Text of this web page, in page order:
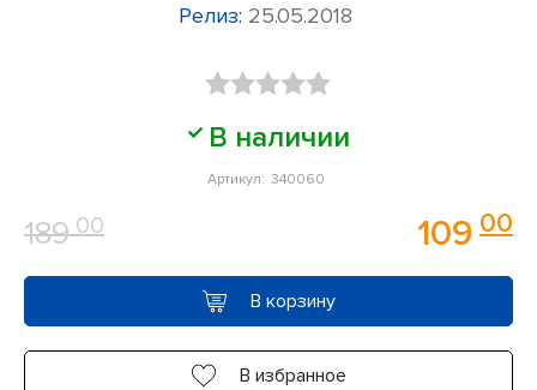
Релиз: 25.05.2018
В наличии
Артикул: 340060
189 00 109 00
В корзину
В избранное